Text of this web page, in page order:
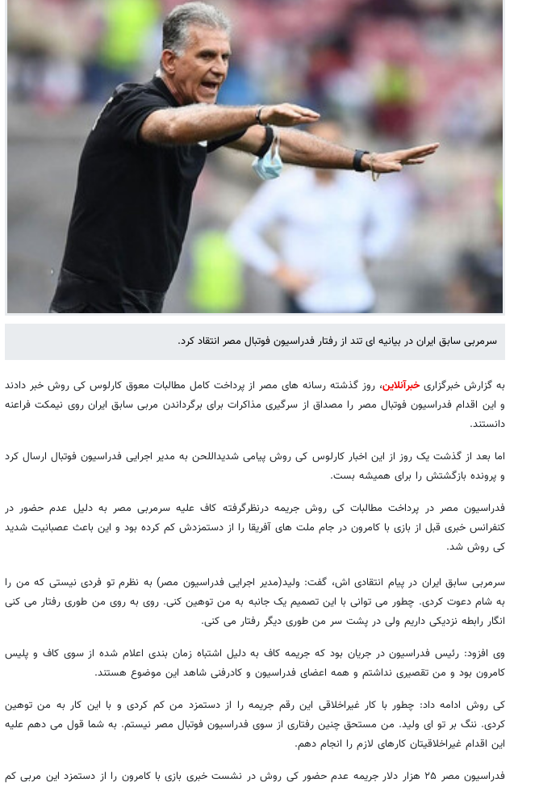
سرمربی سابق ایران در بیانیه ای تند از رفتار فدراسیون فوتبال مصر انتقاد کرد.
به گزارش خبرگزاریخبرآنلاین، روز گذشته رسانه های مصر از پرداخت کامل مطالبات معوق کارلوس کی روش خبر دادند
و این اقدام فدراسیون فوتبال مصر را مصداق از سرگیری مذاکرات برای برگرداندن مربی سابق ایران روی نیمکت فراعنه
دانستند.
اما بعد از گذشت یک روز از این اخبار کارلوس کی روش پیامی شدیداللحن به مدیر اجرایی فدراسیون فوتبال ارسال کرد
و پرونده بازگشتش را برای همیشه بست.
فدراسیون مصر در پرداخت مطالبات کی روش جریمه درنظرگرفته کاف علیه سرمربی مصر به دلیل عدم حضور در
کنفرانس خبری قبل از بازی با کامرون در جام ملت های آفریقا را از دستمزدش کم کرده بود و این باعث عصبانیت شدید
کی روش شد.
سرمربی سابق ایران در پیام انتقادی اش، گفت: ولید(مدیر اجرایی فدراسیون مصر) به نظرم تو فردی نیستی که من را
به شام دعوت کردی. چطور می توانی با این تصمیم یک جانبه به من توهین کنی. روی به روی من طوری رفتار می کنی
انگار رابطه نزدیکی داریم ولی در پشت سر من طوری دیگر رفتار می کنی.
وی افزود: رئیس فدراسیون در جریان بود که جریمه کاف به دلیل اشتباه زمان بندی اعلام شده از سوی کاف و پلیس
کامرون بود و من تقصیری نداشتم و همه اعضای فدراسیون و کادرفنی شاهد این موضوع هستند.
کی روش ادامه داد: چطور با کار غیراخلاقی این رقم جریمه را از دستمزد من کم کردی و با این کار به من توهین
کردی. ننگ بر تو ای ولید. من مستحق چنین رفتاری از سوی فدراسیون فوتبال مصر نیستم. به شما قول می دهم علیه
این اقدام غیراخلاقیتان کارهای لازم را انجام دهم.
فدراسیون مصر ۲۵ هزار دلار جریمه عدم حضور کی روش در نشست خبری بازی با کامرون را از دستمزد این مربی کم